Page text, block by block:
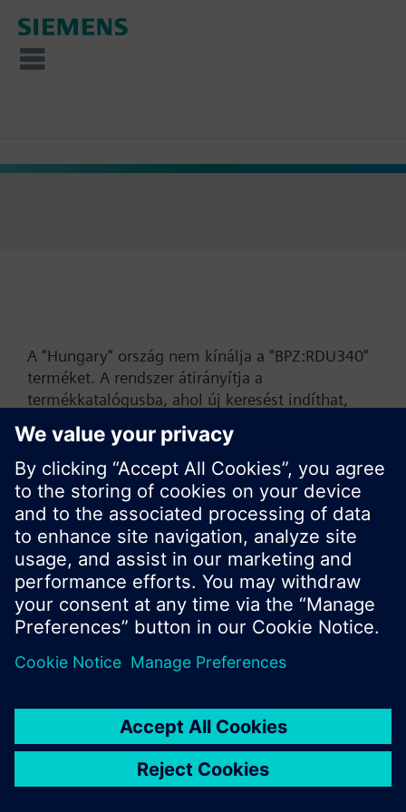
A "Hungary" ország nem kínálja a "BPZ:RDU340"
terméket. A rendszer átirányítja a
termékkatalógusba, ahol új keresést indíthat,
vagy böngészhet a Siemens hatalmas
termékkínálatában.
Ok